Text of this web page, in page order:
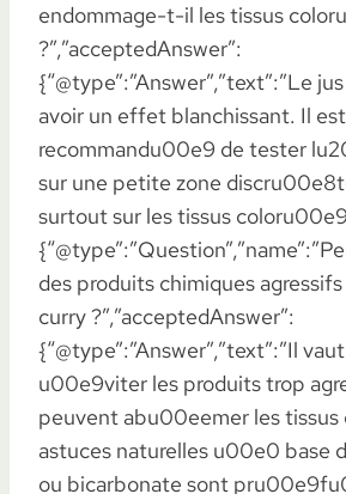
endommage-t-il les tissus
?”,”acceptedAnswer”:
{“@type”:”Answer”,”text”:”Le
avoir un effet blanchissant. Il
recommandu00e9 de tester
sur une petite zone
surtout sur les tissus
des produits chimiques
curry ?”,”acceptedAnswer”:
{“@type”:”Answer”,”text”:”Il
u00e9viter les produits trop
peuvent abu00eemer les tissus
astuces naturelles u00e0 base
ou bicarbonate sont